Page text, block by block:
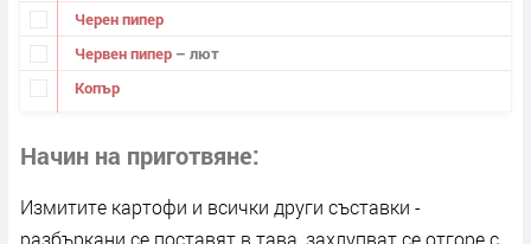
Черен пипер
Червен пипер – лют
Копър
Начин на приготвяне
Измитите картофи и всички други съставки -